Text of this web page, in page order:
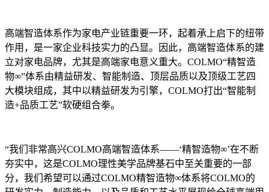
高端智造体系作为家电产业链重要一环，起着承上启下的纽带
作用，是一家企业科技实力的凸显。因此，高端智造体系的建
立对家电品牌，尤其是高端家电意义重大。COLMO“精智造
物∞”体系由精益研发、智能制造、顶层品质以及顶级工艺四
大模块组成，其中以精益研发为引擎，COLMO打出“智能制
造+品质工艺”软硬组合拳。
“我们非常高兴COLMO高端智造体系——‘精智造物∞’在不断
夯实中，这是COLMO理性美学品牌基石中至关重要的一部
分，我们希望可以通过COLMO精智造物∞体系将COLMO的